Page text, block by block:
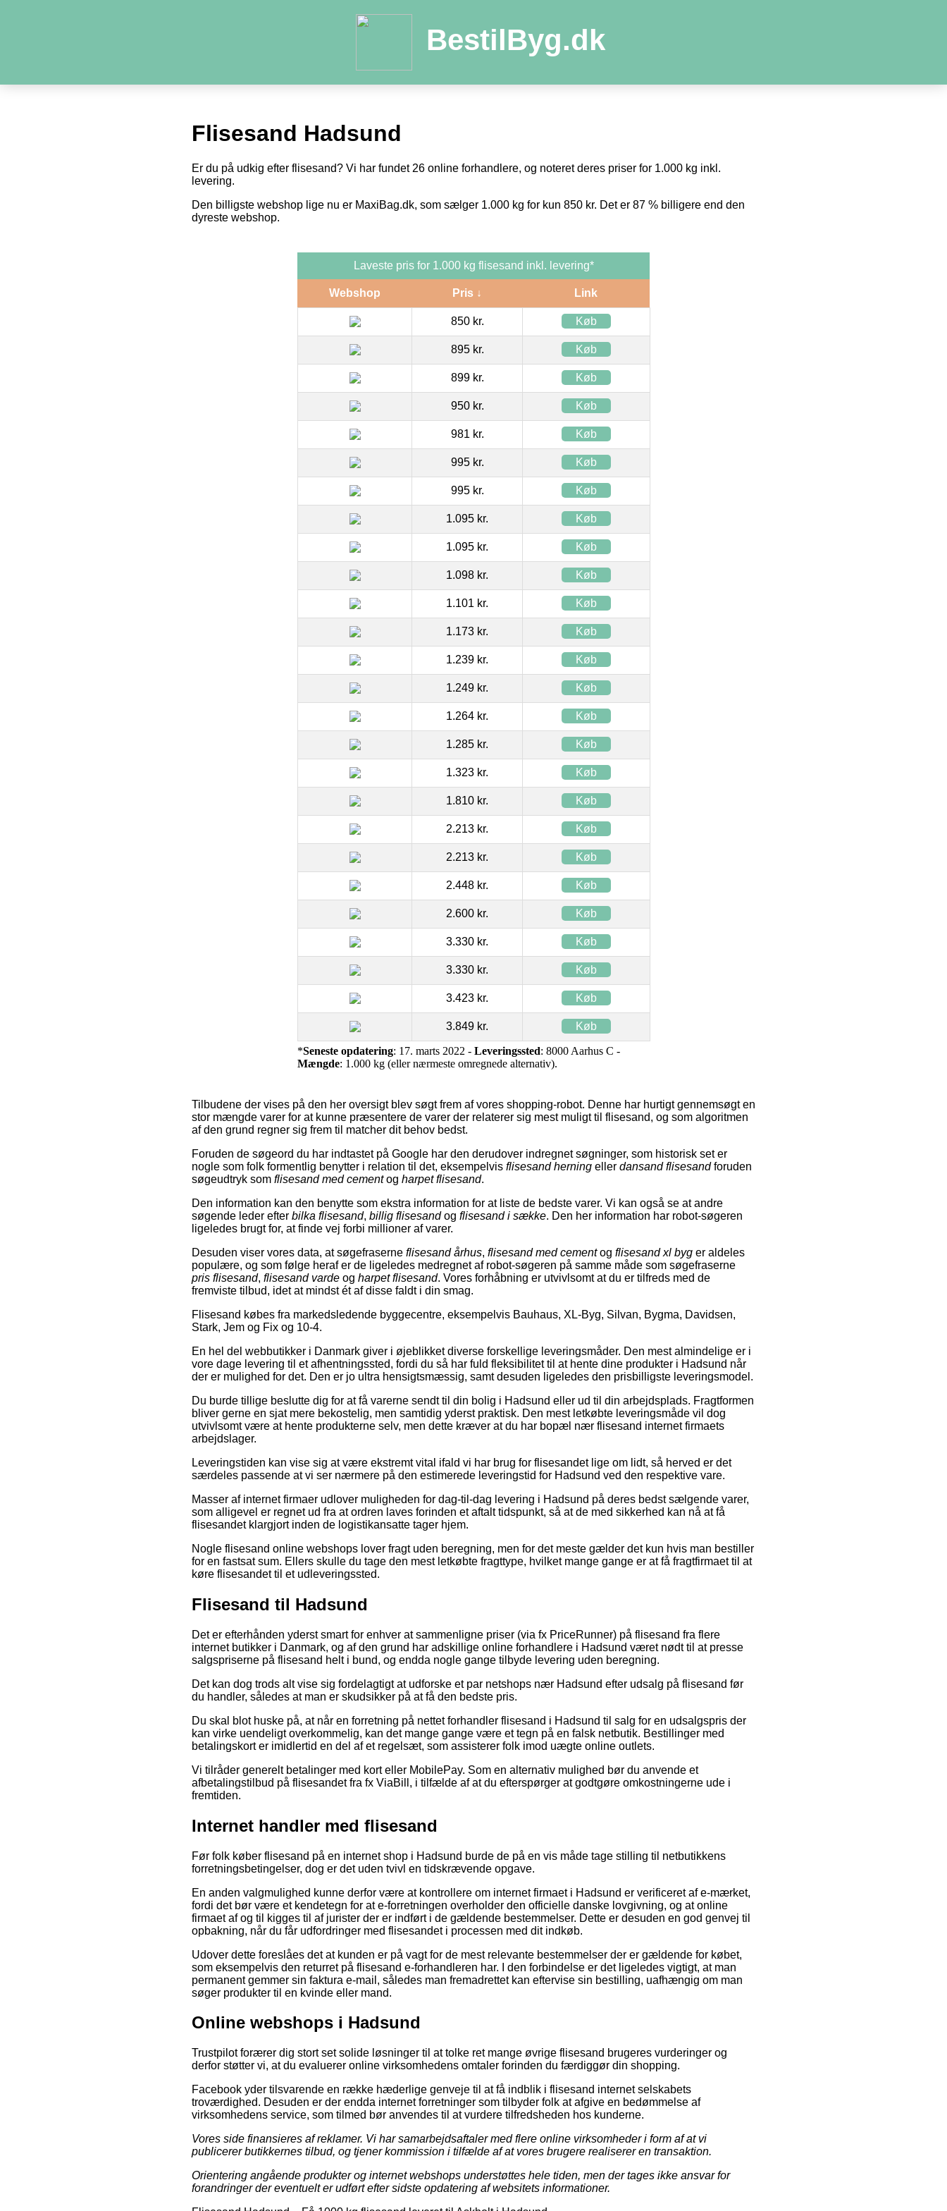
BestilByg.dk
Flisesand Hadsund
Er du på udkig efter flisesand? Vi har fundet 26 online forhandlere, og noteret deres priser for 1.000 kg inkl.
levering.
Den billigste webshop lige nu er MaxiBag.dk, som sælger 1.000 kg for kun 850 kr. Det er 87 % billigere end den
dyreste webshop.
Laveste pris for 1.000 kg flisesand inkl. levering*
Webshop Pris ↓ Link
850 kr. Køb
895 kr. Køb
899 kr. Køb
950 kr. Køb
981 kr. Køb
995 kr. Køb
995 kr. Køb
1.095 kr. Køb
1.095 kr. Køb
1.098 kr. Køb
1.101 kr. Køb
1.173 kr. Køb
1.239 kr. Køb
1.249 kr. Køb
1.264 kr. Køb
1.285 kr. Køb
1.323 kr. Køb
1.810 kr. Køb
2.213 kr. Køb
2.213 kr. Køb
2.448 kr. Køb
2.600 kr. Køb
3.330 kr. Køb
3.330 kr. Køb
3.423 kr. Køb
3.849 kr. Køb
*Seneste opdatering: 17. marts 2022 - Leveringssted: 8000 Aarhus C -
Mængde: 1.000 kg (eller nærmeste omregnede alternativ).
Tilbudene der vises på den her oversigt blev søgt frem af vores shopping-robot. Denne har hurtigt gennemsøgt en
stor mængde varer for at kunne præsentere de varer der relaterer sig mest muligt til flisesand, og som algoritmen
af den grund regner sig frem til matcher dit behov bedst.
Foruden de søgeord du har indtastet på Google har den derudover indregnet søgninger, som historisk set er
nogle som folk formentlig benytter i relation til det, eksempelvis flisesand herning eller dansand flisesandforuden
søgeudtryk som flisesand med cementog harpet flisesand.
Den information kan den benytte som ekstra information for at liste de bedste varer. Vi kan også se at andre
søgende leder efter bilka flisesand, billig flisesandog flisesand i sække. Den her information har robot-søgeren
ligeledes brugt for, at finde vej forbi millioner af varer.
Desuden viser vores data, at søgefraserne flisesand århus, flisesand med cementog flisesand xl byg er aldeles
populære, og som følge heraf er de ligeledes medregnet af robot-søgeren på samme måde som søgefraserne
pris flisesand, flisesand varde og harpet flisesand. Vores forhåbning er utvivlsomt at du er tilfreds med de
fremviste tilbud, idet at mindst ét af disse faldt i din smag.
Flisesand købes fra markedsledende byggecentre, eksempelvis Bauhaus, XL-Byg, Silvan, Bygma, Davidsen,
Stark, Jem og Fix og 10-4.
En hel del webbutikker i Danmark giver i øjeblikket diverse forskellige leveringsmåder. Den mest almindelige er i
vore dage levering til et afhentningssted, fordi du så har fuld fleksibilitet til at hente dine produkter i Hadsund når
der er mulighed for det. Den er jo ultra hensigtsmæssig, samt desuden ligeledes den prisbilligste leveringsmodel.
Du burde tillige beslutte dig for at få varerne sendt til din bolig i Hadsund eller ud til din arbejdsplads. Fragtformen
bliver gerne en sjat mere bekostelig, men samtidig yderst praktisk. Den mest letkøbte leveringsmåde vil dog
utvivlsomt være at hente produkterne selv, men dette kræver at du har bopæl nær flisesand internet firmaets
arbejdslager.
Leveringstiden kan vise sig at være ekstremt vital ifald vi har brug for flisesandet lige om lidt, så herved er det
særdeles passende at vi ser nærmere på den estimerede leveringstid for Hadsund ved den respektive vare.
Masser af internet firmaer udlover muligheden for dag-til-dag levering i Hadsund på deres bedst sælgende varer,
som alligevel er regnet ud fra at ordren laves forinden et aftalt tidspunkt, så at de med sikkerhed kan nå at få
flisesandet klargjort inden de logistikansatte tager hjem.
Nogle flisesand online webshops lover fragt uden beregning, men for det meste gælder det kun hvis man bestiller
for en fastsat sum. Ellers skulle du tage den mest letkøbte fragttype, hvilket mange gange er at få fragtfirmaet til at
køre flisesandet til et udleveringssted.
Flisesand til Hadsund
Det er efterhånden yderst smart for enhver at sammenligne priser (via fx PriceRunner) på flisesand fra flere
internet butikker i Danmark, og af den grund har adskillige online forhandlere i Hadsund været nødt til at presse
salgspriserne på flisesand helt i bund, og endda nogle gange tilbyde levering uden beregning.
Det kan dog trods alt vise sig fordelagtigt at udforske et par netshops nær Hadsund efter udsalg på flisesand før
du handler, således at man er skudsikker på at få den bedste pris.
Du skal blot huske på, at når en forretning på nettet forhandler flisesand i Hadsund til salg for en udsalgspris der
kan virke uendeligt overkommelig, kan det mange gange være et tegn på en falsk netbutik. Bestillinger med
betalingskort er imidlertid en del af et regelsæt, som assisterer folk imod uægte online outlets.
Vi tilråder generelt betalinger med kort eller MobilePay. Som en alternativ mulighed bør du anvende et
afbetalingstilbud på flisesandet fra fx ViaBill, i tilfælde af at du efterspørger at godtgøre omkostningerne ude i
fremtiden.
Internet handler med flisesand
Før folk køber flisesand på en internet shop i Hadsund burde de på en vis måde tage stilling til netbutikkens
forretningsbetingelser, dog er det uden tvivl en tidskrævende opgave.
En anden valgmulighed kunne derfor være at kontrollere om internet firmaet i Hadsund er verificeret af e-mærket,
fordi det bør være et kendetegn for at e-forretningen overholder den officielle danske lovgivning, og at online
firmaet af og til kigges til af jurister der er indført i de gældende bestemmelser. Dette er desuden en god genvej til
opbakning, når du får udfordringer med flisesandet i processen med dit indkøb.
Udover dette foreslåes det at kunden er på vagt for de mest relevante bestemmelser der er gældende for købet,
som eksempelvis den returret på flisesand e-forhandleren har. I den forbindelse er det ligeledes vigtigt, at man
permanent gemmer sin faktura e-mail, således man fremadrettet kan eftervise sin bestilling, uafhængig om man
søger produkter til en kvinde eller mand.
Online webshops i Hadsund
Trustpilot forærer dig stort set solide løsninger til at tolke ret mange øvrige flisesand brugeres vurderinger og
derfor støtter vi, at du evaluerer online virksomhedens omtaler forinden du færdiggør din shopping.
Facebook yder tilsvarende en række hæderlige genveje til at få indblik i flisesand internet selskabets
troværdighed. Desuden er der endda internet forretninger som tilbyder folk at afgive en bedømmelse af
virksomhedens service, som tilmed bør anvendes til at vurdere tilfredsheden hos kunderne.
Vores side finansieres af reklamer. Vi har samarbejdsaftaler med flere online virksomheder i form af at vi
publicerer butikkernes tilbud, og tjener kommission i tilfælde af at vores brugere realiserer en transaktion.
Orientering angående produkter og internet webshops understøttes hele tiden, men der tages ikke ansvar for
forandringer der eventuelt er udført efter sidste opdatering af websitets informationer.